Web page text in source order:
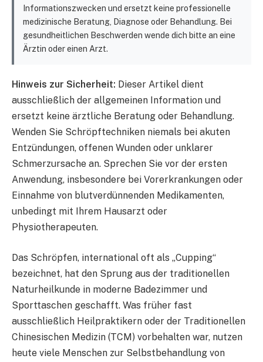
Informationszwecken und ersetzt keine professionelle
medizinische Beratung, Diagnose oder Behandlung. Bei
gesundheitlichen Beschwerden wende dich bitte an eine
Ärztin oder einen Arzt.
Hinweis zur Sicherheit: Dieser Artikel dient
ausschließlich der allgemeinen Information und
ersetzt keine ärztliche Beratung oder Behandlung.
Wenden Sie Schröpftechniken niemals bei akuten
Entzündungen, offenen Wunden oder unklarer
Schmerzursache an. Sprechen Sie vor der ersten
Anwendung, insbesondere bei Vorerkrankungen oder
Einnahme von blutverdünnenden Medikamenten,
unbedingt mit Ihrem Hausarzt oder
Physiotherapeuten.
Das Schröpfen, international oft als „Cupping“
bezeichnet, hat den Sprung aus der traditionellen
Naturheilkunde in moderne Badezimmer und
Sporttaschen geschafft. Was früher fast
ausschließlich Heilpraktikern oder der Traditionellen
Chinesischen Medizin (TCM) vorbehalten war, nutzen
heute viele Menschen zur Selbstbehandlung von